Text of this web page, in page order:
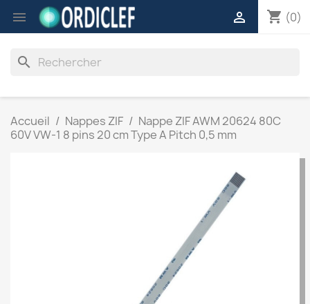
 shopping_cart (0)

search
Accueil Nappes ZIF
Nappe ZIF AWM 20624 80C
60V VW-1 8 pins 20 cm Type A Pitch 0,5 mm